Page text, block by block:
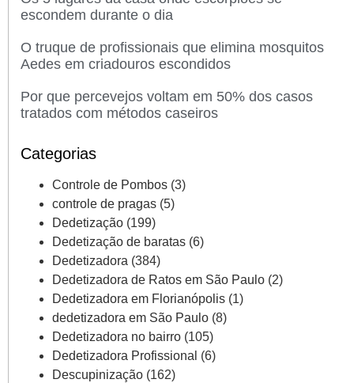
escondem durante o dia
O truque de profissionais que elimina mosquitos
Aedes em criadouros escondidos
Por que percevejos voltam em 50% dos casos
tratados com métodos caseiros
Categorias
Controle de Pombos (3)
controle de pragas (5)
Dedetização (199)
Dedetização de baratas (6)
Dedetizadora (384)
Dedetizadora de Ratos em São Paulo (2)
Dedetizadora em Florianópolis (1)
dedetizadora em São Paulo (8)
Dedetizadora no bairro (105)
Dedetizadora Profissional (6)
Descupinização (162)